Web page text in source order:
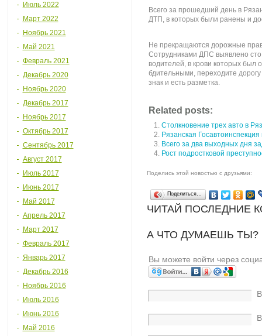
Июль 2022
Март 2022
Ноябрь 2021
Май 2021
Февраль 2021
Декабрь 2020
Ноябрь 2020
Декабрь 2017
Ноябрь 2017
Октябрь 2017
Сентябрь 2017
Август 2017
Июль 2017
Июнь 2017
Май 2017
Апрель 2017
Март 2017
Февраль 2017
Январь 2017
Декабрь 2016
Ноябрь 2016
Июль 2016
Июнь 2016
Май 2016
Всего за прошедший день в
ДТП, в которых были ранены и
Не прекращаются дорожные
Сотрудниками ДПС выявлено
водителей, в крови которых был
бдительными, переходите
знак и есть разметка.
Related posts:
Столкновение трех авто в
Рязанская
Всего за два выходных дня
Рост подростковой
Поделись этой новостью с друзьями:
Поделиться…
ЧИТАЙ ПОСЛЕДНИЕ
А ЧТО ДУМАЕШЬ
Вы можете войти через